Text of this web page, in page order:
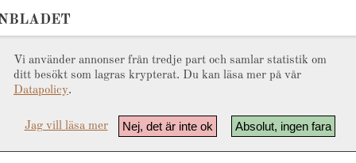
Vi använder annonser från tredje part och samlar statistik om
ditt besökt som lagras krypterat. Du kan läsa mer på vår
Datapolicy.
Absolut, ingen fara
Nej, det är inte ok
Jag vill läsa mer